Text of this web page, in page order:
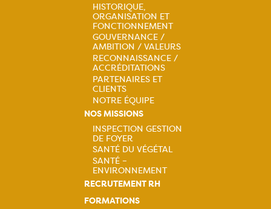
Navigation
principale
HISTORIQUE,
ORGANISATION ET
FONCTIONNEMENT
GOUVERNANCE /
AMBITION / VALEURS
RECONNAISSANCE /
ACCRÉDITATIONS
PARTENAIRES ET
CLIENTS
NOTRE ÉQUIPE
NOS MISSIONS
Navigation
principale
INSPECTION GESTION
DE FOYER
SANTÉ DU VÉGÉTAL
SANTÉ –
ENVIRONNEMENT
RECRUTEMENT RH
FORMATIONS